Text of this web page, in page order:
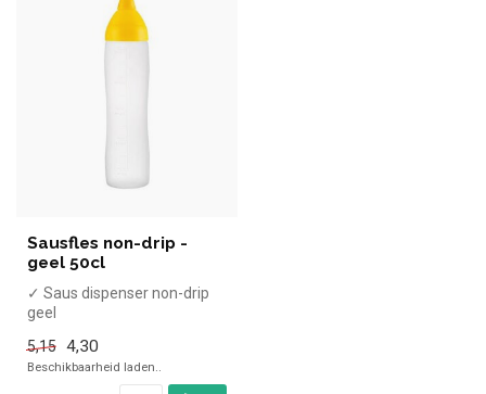
Sausfles non-drip -
geel 50cl
✓ Saus dispenser non-drip
geel
✓ (H)26, Diameter 6cm
5,15 4,30
Beschikbaarheid laden..